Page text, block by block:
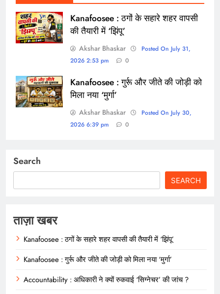
Kanafoosee : ठगों के सहारे शहर वापसी
की तैयारी में ‘झिंपू’
Akshar Bhaskar
Posted On July 31,
2026 2:53 pm
0
Kanafoosee : गुर्रू और जीते की जोड़ी को
मिला नया ‘मुर्गा’
Akshar Bhaskar
Posted On July 30,
2026 6:39 pm
0
Search
SEARCH
ताज़ा खबर
Kanafoosee : ठगों के सहारे शहर वापसी की तैयारी में ‘झिंपू’
Kanafoosee : गुर्रू और जीते की जोड़ी को मिला नया ‘मुर्गा’
Accountability : अधिकारी ने क्यों रुकवाई ‘सिग्नेचर’ की जांच ?